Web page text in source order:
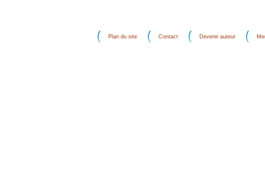
Plan du site Contact Devenir auteur